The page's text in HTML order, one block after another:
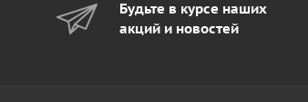
Будьте в курсе наших
акций и новостей